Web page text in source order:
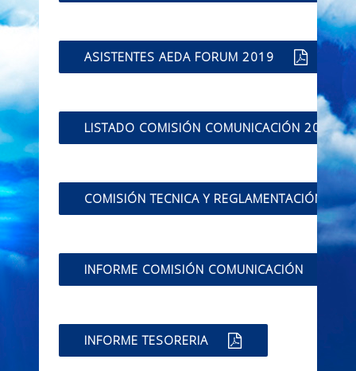
ASISTENTES AEDA FORUM 2019
LISTADO COMISIÓN COMUNICACIÓN 2018-
COMISIÓN TECNICA Y REGLAMENTACIÓN
INFORME COMISIÓN COMUNICACIÓN
INFORME TESORERIA